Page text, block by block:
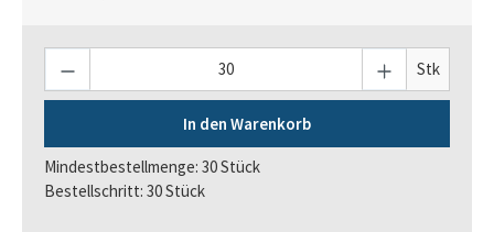
Stk
In den Warenkorb
Mindestbestellmenge: 30 Stück
Bestellschritt: 30 Stück